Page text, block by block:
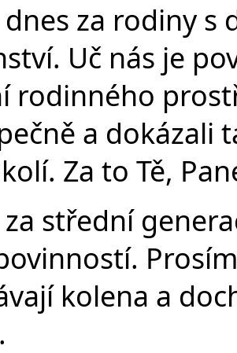
za rodiny s
Uč nás je
rodinného
a dokázali
Za to Tě,
střední
kolena a